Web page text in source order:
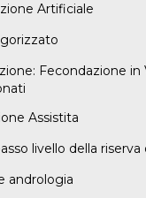
Artificiale
Fecondazione in
Assistita
livello della riserva
andrologia